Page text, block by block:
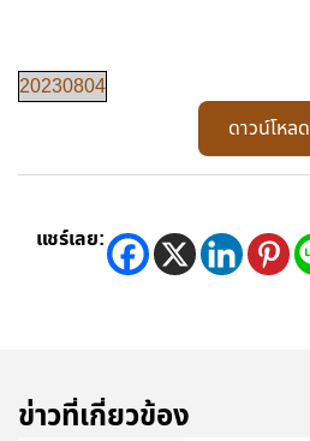
20230804
ดาวน์โหลด
แชร์เลย:
ข่าวที่เกี่ยวข้อง